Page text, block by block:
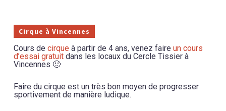
Cirque à Vincennes
Cours decirque à partir de 4 ans, venez faireun cours
d’essai gratuit dans les locaux du Cercle Tissier à
Vincennes 🙂
Faire du cirque est un très bon moyen de progresser
sportivement de manière ludique.